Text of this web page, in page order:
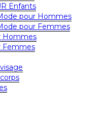
Enfants
pour Hommes
pour Femmes
Hommes
Femmes